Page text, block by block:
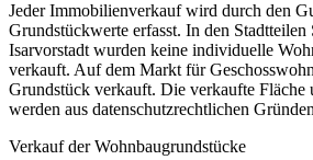
Jeder Immobilienverkauf wird durch den
Grundstückwerte erfasst. In den Stadtteilen
Isarvorstadt wurden keine individuelle
verkauft. Auf dem Markt für
Grundstück verkauft. Die verkaufte Fläche
werden aus datenschutzrechtlichen
Verkauf der Wohnbaugrundstücke